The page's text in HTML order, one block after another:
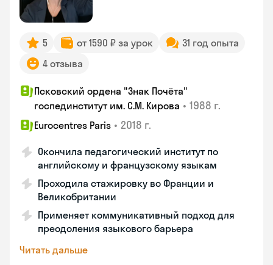
5 от 1590 ₽ за урок
31 год опыта
4 отзыва
Псковский ордена "Знак Почёта"
госпединститут им. С.М. Кирова • 1988 г.
Eurocentres Paris • 2018 г.
Окончила педагогический институт по
английскому и французскому языкам
Проходила стажировку во Франции и
Великобритании
Применяет коммуникативный подход для
преодоления языкового барьера
Читать дальше